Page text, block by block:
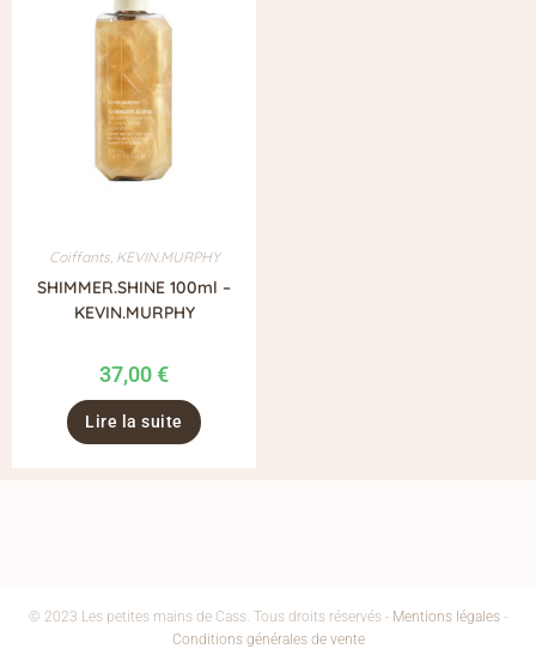
Coiffants, KEVIN.MURPHY
SHIMMER.SHINE 100ml –
KEVIN.MURPHY
37,00€
Lire la suite
© 2023 Les petites mains de Cass. Tous droits réservés - Mentions légales -
Conditions générales de vente